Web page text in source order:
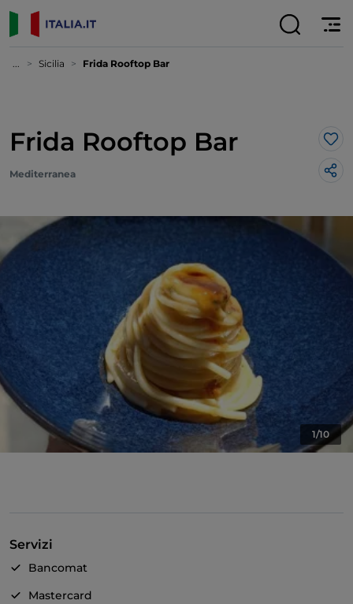
... Sicilia Frida Rooftop Bar
Frida Rooftop Bar
Mediterranea
1/10
Servizi
Bancomat
Mastercard